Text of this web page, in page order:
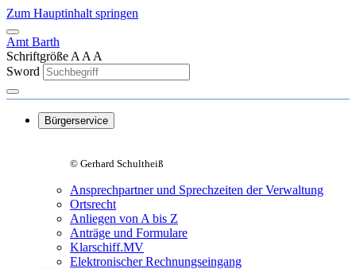
Zum Hauptinhalt springen
Amt Barth
Schriftgröße A A A
Sword
Bürgerservice
© Gerhard Schultheiß
Ansprechpartner und Sprechzeiten der Verwaltung
Ortsrecht
Anliegen von A bis Z
Anträge und Formulare
Klarschiff.MV
Elektronischer Rechnungseingang